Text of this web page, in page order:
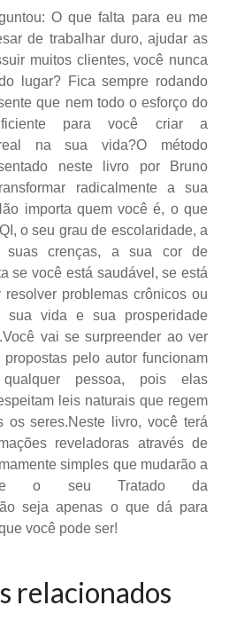
O que falta para eu me
de trabalhar duro, ajudar as
muitos clientes, você nunca
lugar? Fica sempre rodando
que nem todo o esforço do
para você criar a
na sua vida?O método
neste livro por Bruno
radicalmente a sua
importa quem você é, o que
o seu grau de escolaridade, a
suas crenças, a sua cor de
se você está saudável, se está
resolver problemas crônicos ou
sua vida e sua prosperidade
vai se surpreender ao ver
pelo autor funcionam
pessoa, pois elas
leis naturais que regem
os seres.Neste livro, você terá
reveladoras através de
simples que mudarão a
o seu Tratado da
seja apenas o que dá para
você pode ser!
relacionados